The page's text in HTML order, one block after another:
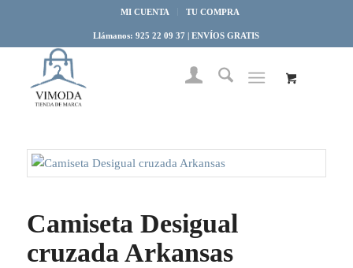
MI CUENTA TU COMPRA
Llámanos: 925 22 09 37 | ENVÍOS GRATIS
Camiseta Desigual
cruzada Arkansas